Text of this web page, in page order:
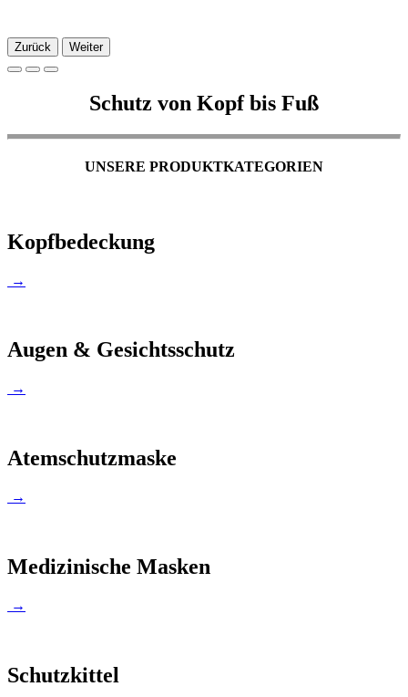
Zurück Weiter
Schutz von Kopf bis Fuß
UNSERE PRODUKTKATEGORIEN
Kopfbedeckung
→
Augen & Gesichtsschutz
→
Atemschutzmaske
→
Medizinische Masken
→
Schutzkittel